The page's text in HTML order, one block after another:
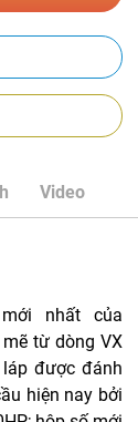
Video
nhất của
từ dòng VX
được đánh
hiện nay bởi